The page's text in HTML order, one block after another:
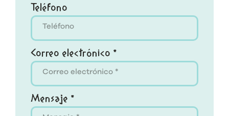
Teléfono
Correo electrónico *
Mensaje *